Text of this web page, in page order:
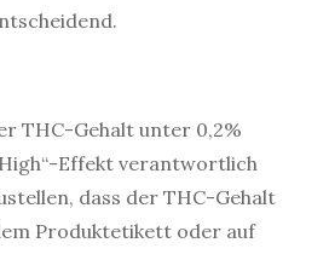
THC-Gehalt unter 0,2%
Effekt verantwortlich
dass der THC-Gehalt
Produktetikett oder auf